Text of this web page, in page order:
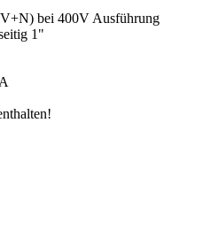
bei 400V Ausführung
1"